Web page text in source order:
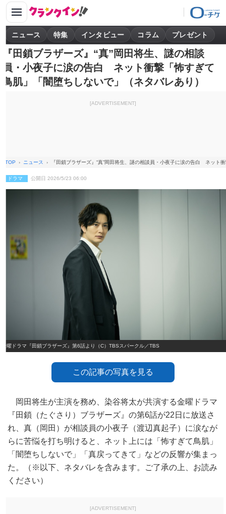
ニュース 特集 インタビュー コラム プレゼント
『田鎖ブラザーズ』“真”岡田将生、謎の相談
員・小夜子に涙の告白 ネット衝撃「怖すぎて
鳥肌」「闇堕ちしないで」（ネタバレあり）
[ADVERTISEMENT]
TOP ニュース 『田鎖ブラザーズ』“真”岡田将生、謎の相談員・小夜子に涙の告白 ネット
ドラマ 公開日 2026/5/23 06:00
金曜ドラマ『田鎖ブラザーズ』第6話より（C）TBSスパークル／TBS
この記事の写真を見る
岡田将生が主演を務め、染谷将太が共演する金曜ドラマ
『田鎖（たぐさり）ブラザーズ』の第6話が22日に放送さ
れ、真（岡田）が相談員の小夜子（渡辺真起子）に涙なが
らに苦悩を打ち明けると、ネット上には「怖すぎて鳥肌」
「闇堕ちしないで」「真戻ってきて」などの反響が集まっ
た。（※以下、ネタバレを含みます。ご了承の上、お読み
ください）
[ADVERTISEMENT]